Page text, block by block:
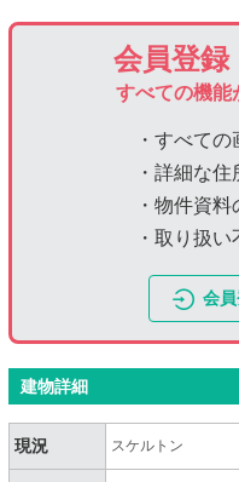
会員登
すべての機能
・すべて
・詳細な
・物件資
・取り扱
会
建物詳細
現況 スケルトン